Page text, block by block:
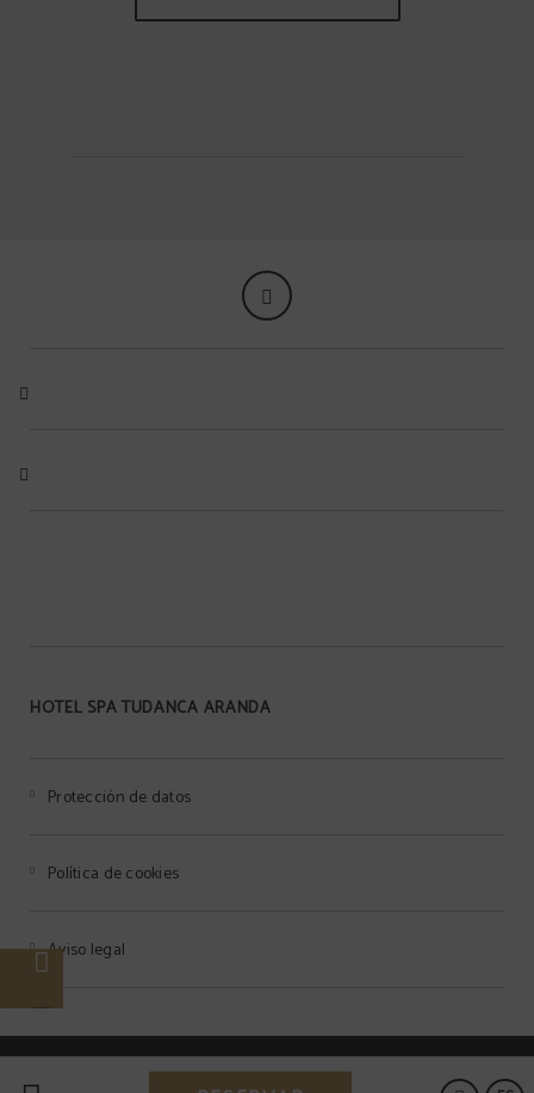
HOTEL SPA TUDANCA ARANDA
Protección de datos
Política de cookies
Aviso legal
Powered by Keytel